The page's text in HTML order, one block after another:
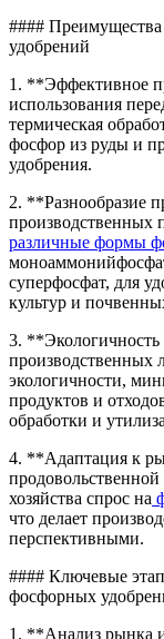
####
удобрений
1. **Эффективное
использования
термическая
фосфор из руды и
удобрения.
2. **Разнообразие
производственных
различные формы
суперфосфат, для
культур и
3.
производственных
экологичности,
продуктов и
обработки и
4. **Адаптация к
продовольственной
хозяйства спрос на
что делает
перспективными.
#### Ключевые
фосфорных
1. **Анализ рынка